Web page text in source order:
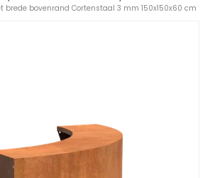
brede bovenrand Cortenstaal 3 mm 150x150x60 cm